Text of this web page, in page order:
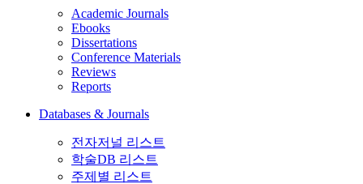
Academic Journals
Ebooks
Dissertations
Conference Materials
Reviews
Reports
Databases & Journals
전자저널 리스트
학술DB 리스트
주제별 리스트